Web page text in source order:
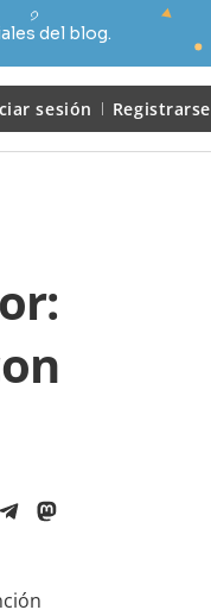
del blog.
sesión Registrarse